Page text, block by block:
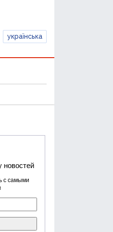
українська
новостей
с самыми